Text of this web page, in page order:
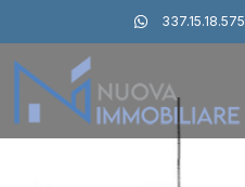
337.15.18.575